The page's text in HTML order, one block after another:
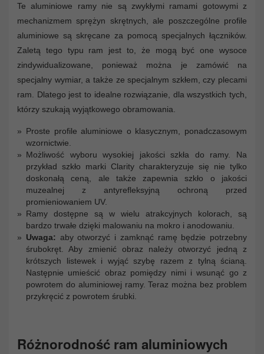
Te aluminiowe ramy nie są zwykłymi ramami gotowymi z
mechanizmem sprężyn skrętnych, ale poszczególne profile
aluminiowe są skręcane za pomocą specjalnych łączników.
Zaletą tego typu ram jest to, że mogą być one wysoce
zindywidualizowane, ponieważ można je zamówić na
specjalny wymiar, a także ze specjalnym szkłem, czy plecami
ram. Dlatego jest to idealne rozwiązanie, dla wszystkich tych,
którzy szukają wyjątkowego obramowania.
Proste profile aluminiowe o klasycznym, ponadczasowym
wzornictwie.
Możliwość wyboru wysokiej jakości szkła do ramy. Na
przykład szkło marki Clarity charakteryzuje się nie tylko
doskonałą ceną, ale także zapewnia szkło o jakości
muzealnej z antyrefleksyjną ochroną przed
promieniowaniem UV.
Ramy dostępne są w wielu atrakcyjnych kolorach, są
bardzo trwałe dzięki malowaniu na mokro i anodowaniu.
Uwaga: aby otworzyć i zamknąć ramę będzie potrzebny
śrubokręt. Aby zmienić obraz należy otworzyć jedną z
krótszych listewek i wyjąć szybę razem z tylną ścianą.
Następnie umieścić obraz pomiędzy nimi i wsunąć go z
powrotem do aluminiowej ramy. Teraz można bez problem
przykręcić z powrotem śrubki.
Różnorodność ram aluminiowych